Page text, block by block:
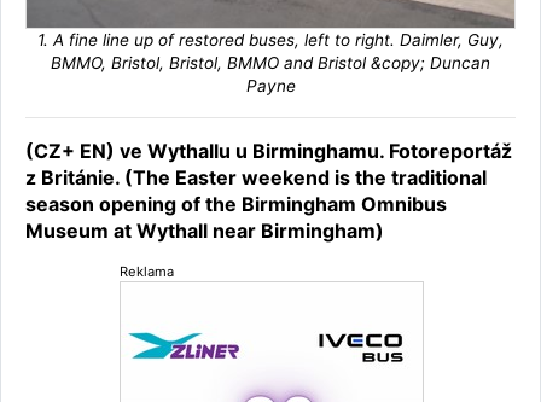
1. A fine line up of restored buses, left to right. Daimler, Guy,
BMMO, Bristol, Bristol, BMMO and Bristol &copy; Duncan
Payne
(CZ+ EN) ve Wythallu u Birminghamu. Fotoreportáž
z Británie. (The Easter weekend is the traditional
season opening of the Birmingham Omnibus
Museum at Wythall near Birmingham)
Reklama